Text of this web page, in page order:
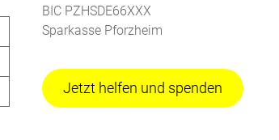
BIC PZHSDE66XXX
Sparkasse Pforzheim
Jetzt helfen und spenden